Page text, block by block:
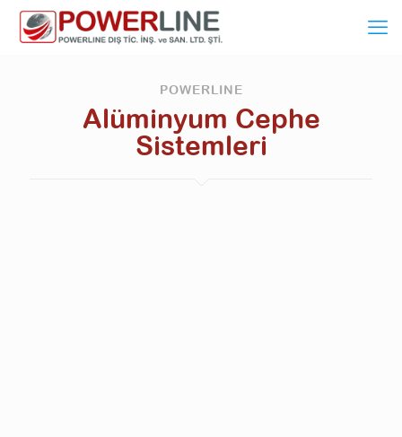
POWERLINE
Alüminyum Cephe
Sistemleri